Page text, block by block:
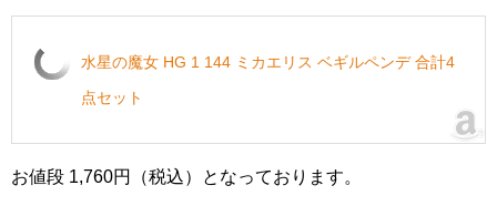
水星の魔女 HG 1 144 ミカエリス ベギルペンデ 合計4
点セット
お値段 1,760円（税込）となっております。